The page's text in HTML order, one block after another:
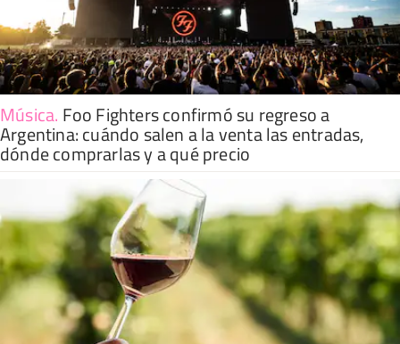
Música. Foo Fighters confirmó su regreso a
Argentina: cuándo salen a la venta las entradas,
dónde comprarlas y a qué precio